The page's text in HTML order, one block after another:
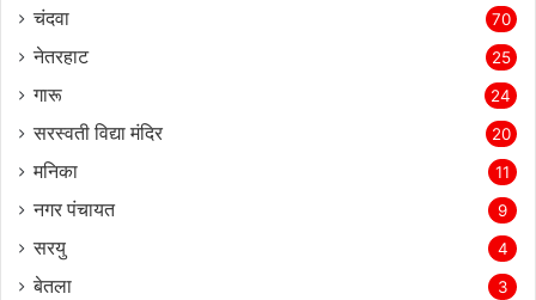
चंदवा 70
नेतरहाट 25
गारू 24
सरस्‍वती विद्या मंदिर 20
मनिका 11
नगर पंचायत 9
सरयु 4
बेतला 3